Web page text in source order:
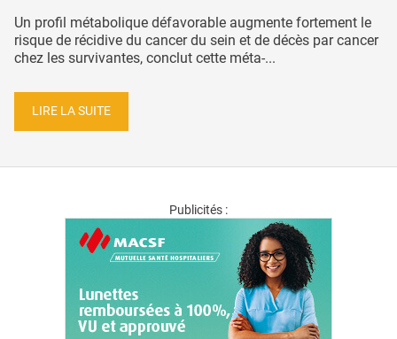
Un profil métabolique défavorable augmente fortement le
risque de récidive du cancer du sein et de décès par cancer
chez les survivantes, conclut cette méta-...
LIRE LA SUITE
Publicités :